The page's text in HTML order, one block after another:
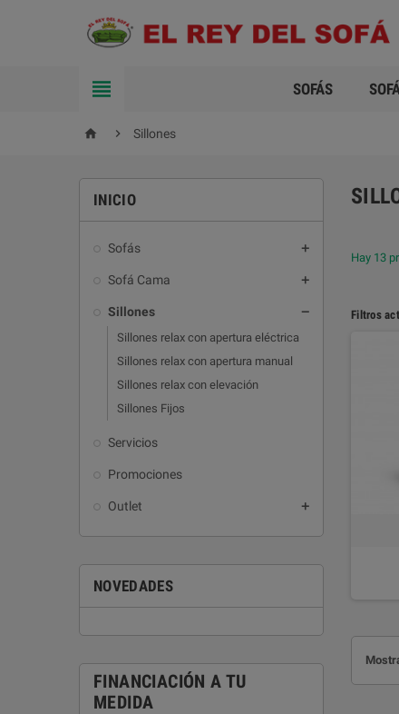
 SOFÁS
  Sillones
INICIO
Sofás 
Sofá Cama 
Sillones 
Sillones relax con apertura eléctrica
Sillones relax con apertura manual
Sillones relax con elevación
Sillones Fijos
Servicios
Promociones
Outlet 
NOVEDADES
FINANCIACIÓN A TU
MEDIDA
Hay 13
Filtros